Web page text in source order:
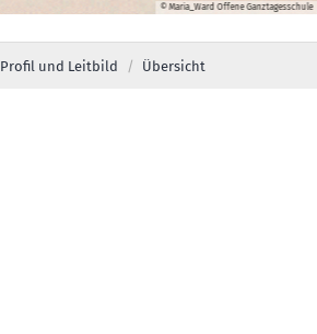
© Maria_Ward Offene Ganztagesschule
Profil und Leitbild Übersicht